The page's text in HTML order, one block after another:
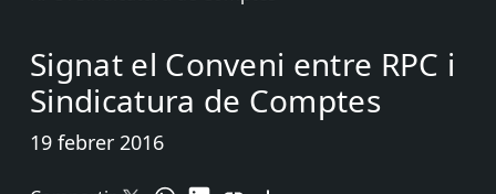
Signat el Conveni entre RPC i
Sindicatura de Comptes
19 febrer 2016